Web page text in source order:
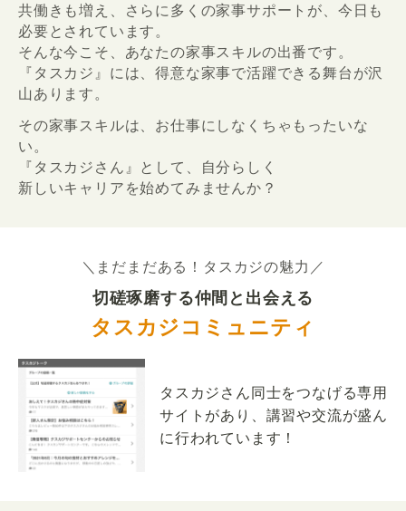
共働きも増え、さらに多くの家事サポートが、今日も
必要とされています。
そんな今こそ、あなたの家事スキルの出番です。
『タスカジ』には、得意な家事で活躍できる舞台が沢
山あります。
その家事スキルは、お仕事にしなくちゃもったいな
い。
『タスカジさん』として、自分らしく
新しいキャリアを始めてみませんか？
＼まだまだある！タスカジの魅力／
切磋琢磨する仲間と出会える
タスカジコミュニティ
タスカジさん同士をつなげる専用
サイトがあり、講習や交流が盛ん
に行われています！